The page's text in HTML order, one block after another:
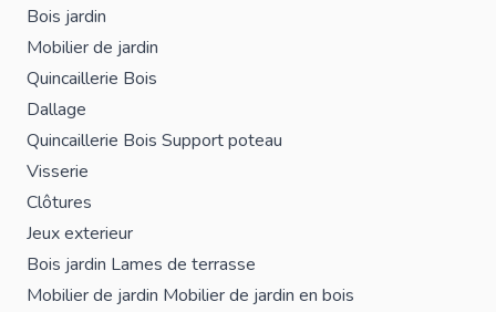
Bois jardin
Mobilier de jardin
Quincaillerie Bois
Dallage
Quincaillerie Bois Support poteau
Visserie
Clôtures
Jeux exterieur
Bois jardin Lames de terrasse
Mobilier de jardin Mobilier de jardin en bois